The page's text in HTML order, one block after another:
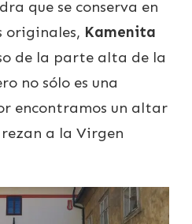
que se conserva en
originales, Kamenita
de la parte alta de la
no sólo es una
encontramos un altar
rezan a la Virgen